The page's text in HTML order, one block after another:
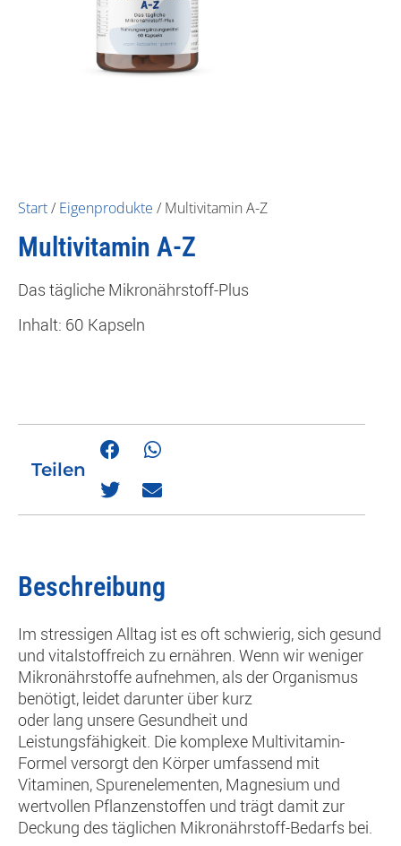
Start/ Eigenprodukte / Multivitamin A-Z
Multivitamin A-Z
Das tägliche Mikronährstoff-Plus
Inhalt: 60 Kapseln
Teilen
Beschreibung
Im stressigen Alltag ist es oft schwierig, sich gesund
und vitalstoffreich zu ernähren. Wenn wir weniger
Mikronährstoffe aufnehmen, als der Organismus
benötigt, leidet darunter über kurz
oder lang unsere Gesundheit und
Leistungsfähigkeit. Die komplexe Multivitamin-
Formel versorgt den Körper umfassend mit
Vitaminen, Spurenelementen, Magnesium und
wertvollen Pflanzenstoffen und trägt damit zur
Deckung des täglichen Mikronährstoff-Bedarfs bei.